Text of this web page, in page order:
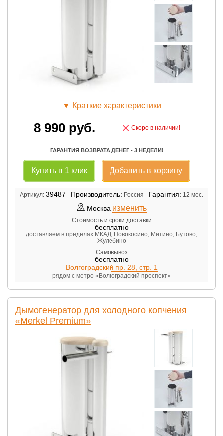
▼ Краткие характеристики
8 990 руб. × Скоро в наличии!
ГАРАНТИЯ ВОЗВРАТА ДЕНЕГ - 3 НЕДЕЛИ!
Купить в 1 клик Добавить в корзину
Артикул: 39487 Производитель: Россия Гарантия: 12 мес.
Москва изменить
Стоимость и сроки доставки
бесплатно
доставляем в пределах МКАД, Новокосино, Митино, Бутово,
Жулебино
Самовывоз
бесплатно
Волгоградский пр. 28, стр. 1
рядом с метро «Волгоградский проспект»
Дымогенератор для холодного копчения
«Merkel Premium»